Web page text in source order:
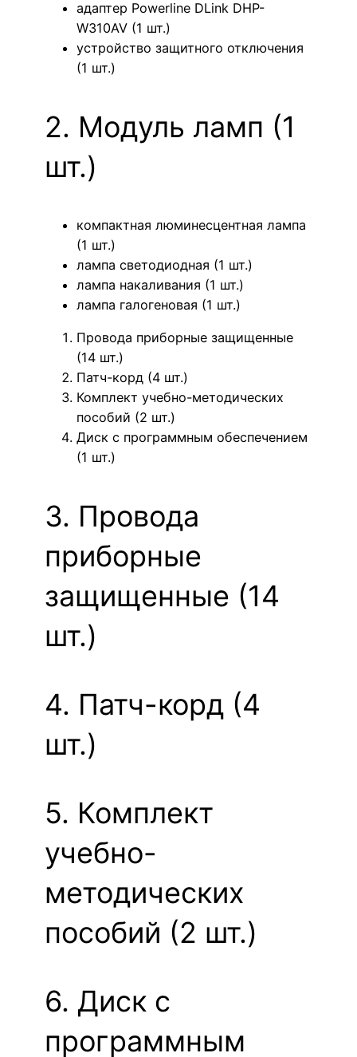
адаптер Powerline DLink DHP-
W310AV (1 шт.)
устройство защитного отключения
(1 шт.)
2. Модуль ламп (1
шт.)
компактная люминесцентная лампа
(1 шт.)
лампа светодиодная (1 шт.)
лампа накаливания (1 шт.)
лампа галогеновая (1 шт.)
Провода приборные защищенные
(14 шт.)
Патч-корд (4 шт.)
Комплект учебно-методических
пособий (2 шт.)
Диск с программным обеспечением
(1 шт.)
3. Провода
приборные
защищенные (14
шт.)
4. Патч-корд (4
шт.)
5. Комплект
учебно-
методических
пособий (2 шт.)
6. Диск с
программным